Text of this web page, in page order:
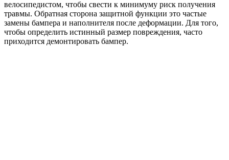
велосипедистом, чтобы свести к минимуму риск получения
травмы. Обратная сторона защитной функции это частые
замены бампера и наполнителя после деформации. Для того,
чтобы определить истинный размер повреждения, часто
приходится демонтировать бампер.